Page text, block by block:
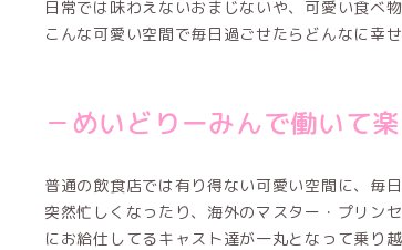
日常では味わえないおまじないや、可愛い食べ
こんな可愛い空間で毎日過ごせたらどんなに幸
－めいどりーみんで働いて
普通の飲食店では有り得ない可愛い空間に、毎
突然忙しくなったり、海外のマスター・プリン
にお給仕してるキャスト達が一丸となって乗り